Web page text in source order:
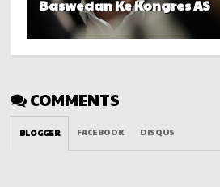
Baswedan Ke Kongres AS
COMMENTS
BLOGGER FACEBOOK DISQUS